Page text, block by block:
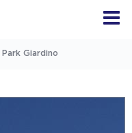
Park Giardino